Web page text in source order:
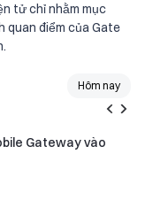
tử chỉ nhằm mục
quan điểm của Gate
Hôm nay
Gateway vào